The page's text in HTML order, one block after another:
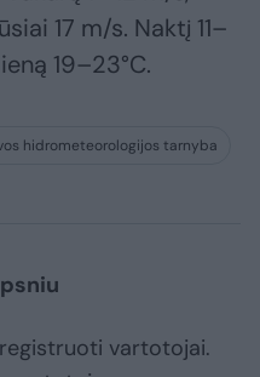
17 m/s. Naktį 11–
19–23°C.
hidrometeorologijos tarnyba
vartotojai.